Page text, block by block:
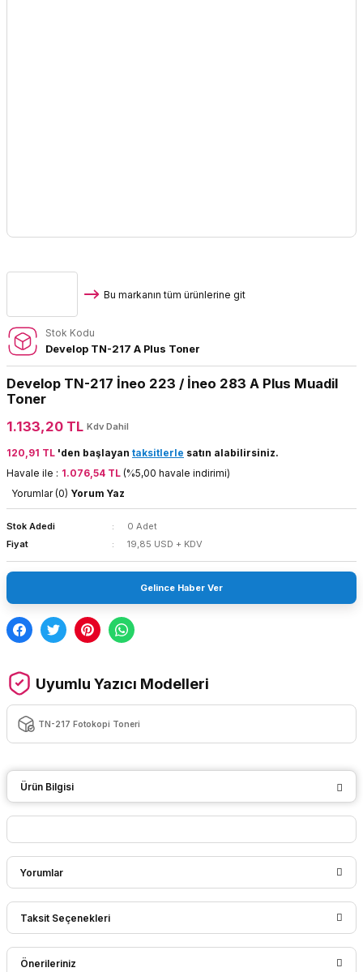
Bu markanın tüm ürünlerine git
Stok Kodu
Develop TN-217 A Plus Toner
Develop TN-217 İneo 223 / İneo 283 A Plus Muadil
Toner
1.133,20 TL Kdv Dahil
120,91 TL 'den başlayan taksitlerle satın alabilirsiniz.
Havale ile : 1.076,54 TL (%5,00 havale indirimi)
Yorumlar (0) Yorum Yaz
Stok Adedi
0 Adet
Fiyat
19,85 USD + KDV
Gelince Haber Ver
Uyumlu Yazıcı Modelleri
TN-217 Fotokopi Toneri
Ürün Bilgisi
Yorumlar
Bu ürüne ilk yorumu siz yapın!
Taksit Seçenekleri
Önerileriniz